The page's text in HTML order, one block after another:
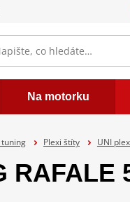
Na motorku
Plexi štíty UNI
RAFALE